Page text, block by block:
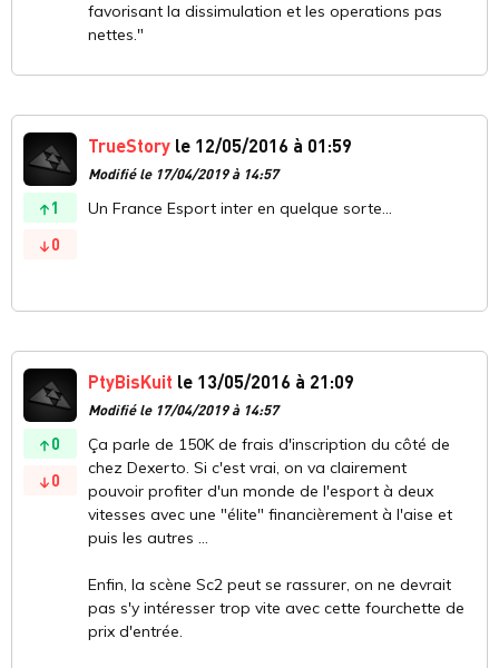
favorisant la dissimulation et les operations pas
nettes."
1
0
TrueStory le 12/05/2016 à 01:59
Modifié le 17/04/2019 à 14:57
Un France Esport inter en quelque sorte...
0
0
PtyBisKuit le 13/05/2016 à 21:09
Modifié le 17/04/2019 à 14:57
Ça parle de 150K de frais d'inscription du côté de
chez Dexerto. Si c'est vrai, on va clairement
pouvoir profiter d'un monde de l'esport à deux
vitesses avec une "élite" financièrement à l'aise et
puis les autres ...
Enfin, la scène Sc2 peut se rassurer, on ne devrait
pas s'y intéresser trop vite avec cette fourchette de
prix d'entrée.